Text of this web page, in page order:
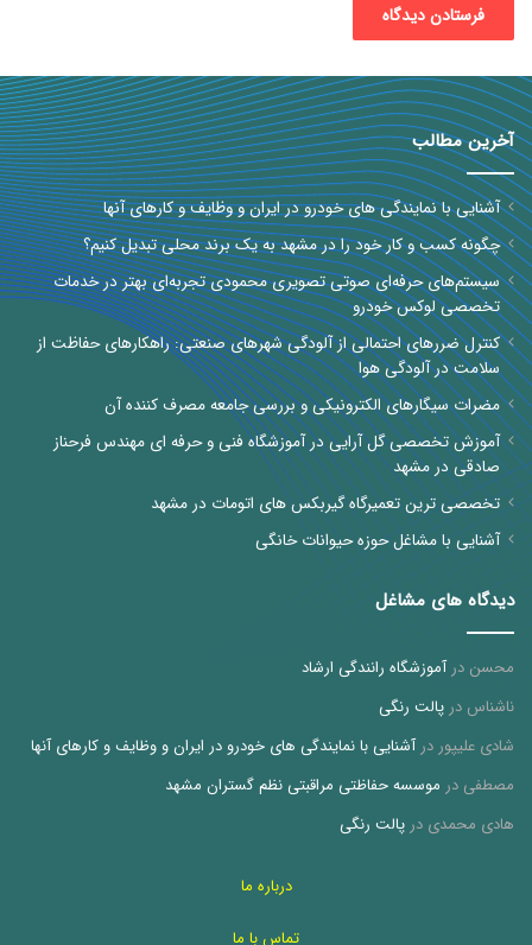
آخرین مطالب
آشنایی با نمایندگی های خودرو در ایران و وظایف و کارهای آنها
چگونه کسب و کار خود را در مشهد به یک برند محلی تبدیل کنیم؟
سیستم‌های حرفه‌ای صوتی تصویری محمودی تجربه‌ای بهتر در خدمات
تخصصی لوکس خودرو
کنترل ضررهای احتمالی از آلودگی شهرهای صنعتی: راهکارهای حفاظت از
سلامت در آلودگی هوا
مضرات سیگارهای الکترونیکی و بررسی جامعه مصرف کننده آن
آموزش تخصصی گل آرایی در آموزشگاه فنی و حرفه ای مهندس فرحناز
صادقی در مشهد
تخصصی ترین تعمیرگاه گیربکس های اتومات در مشهد
آشنایی با مشاغل حوزه حیوانات خانگی
دیدگاه های مشاغل
محسن درآموزشگاه رانندگی ارشاد
ناشناس در پالت رنگی
شادی علیپور درآشنایی با نمایندگی های خودرو در ایران و وظایف و کارهای آنها
مصطفی در موسسه حفاظتی مراقبتی نظم گستران مشهد
هادی محمدی در پالت رنگی
درباره ما
تماس با ما